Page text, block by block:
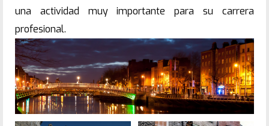
una actividad muy importante para su carrera
profesional.